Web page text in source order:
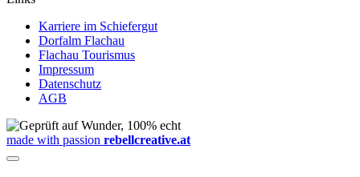
Karriere im Schiefergut
Dorfalm Flachau
Flachau Tourismus
Impressum
Datenschutz
AGB
made with passion rebellcreative.at